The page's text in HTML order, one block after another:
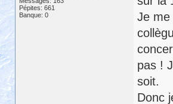
Pépites: 661
Banque: 0
Je me
pas !
soit.
Donc